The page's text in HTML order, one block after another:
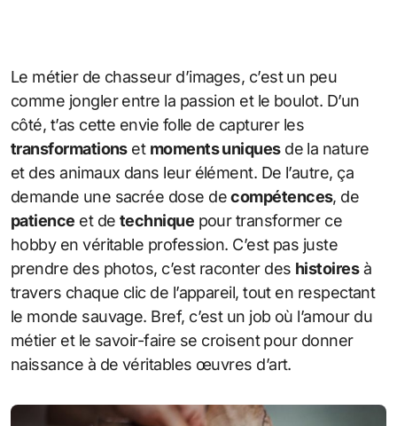
Le métier de chasseur d’images, c’est un peu
comme jongler entre la passion et le boulot. D’un
côté, t’as cette envie folle de capturer les
transformationset moments uniquesde la nature
et des animaux dans leur élément. De l’autre, ça
demande une sacrée dose decompétences, de
patience et de technique pour transformer ce
hobby en véritable profession. C’est pas juste
prendre des photos, c’est raconter des histoiresà
travers chaque clic de l’appareil, tout en respectant
le monde sauvage. Bref, c’est un job où l’amour du
métier et le savoir-faire se croisent pour donner
naissance à de véritables œuvres d’art.